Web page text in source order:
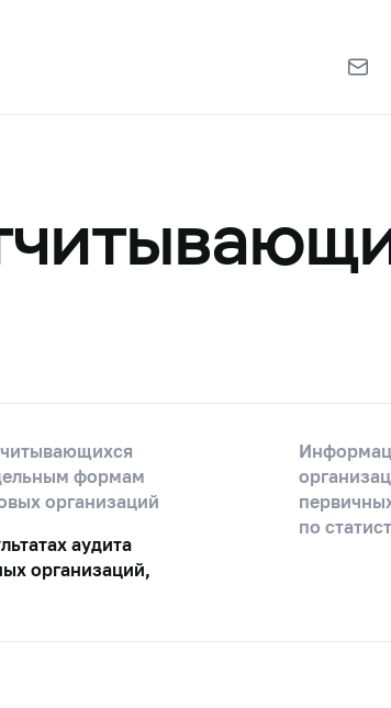
формам
организаций
аудита
организаций,
по